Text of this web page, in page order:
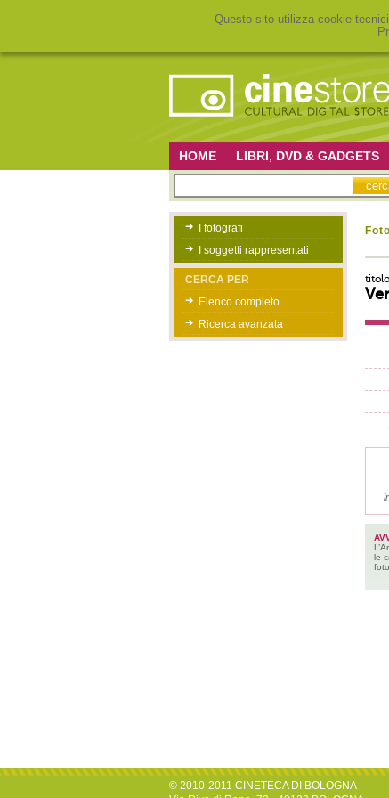
Questo sito utilizza cookie
HOME LIBRI, DVD & GADGETS
I fotografi
I soggetti rappresentati
CERCA PER
Elenco completo
Ricerca avanzata
le
© 2010-2011 CINETECA DI BOLOGNA